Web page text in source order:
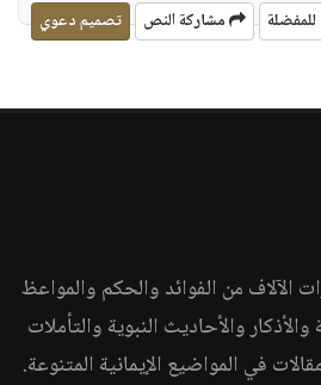
مشاركة النص تصميم دعوي
من الفوائد والحكم والمواعظ
والأذكار والأحاديث النبوية والتأملات
في المواضيع الإيمانية المتنوعة.